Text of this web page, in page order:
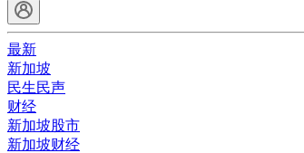
最新
新加坡
民生民声
财经
新加坡股市
新加坡财经